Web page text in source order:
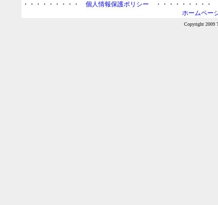
・・・・・・・・・個人情報保護ポリシー ・・・・・・・・
ホームペー
Copyright 2009